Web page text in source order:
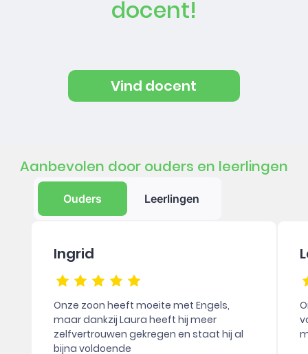
docent!
Vind docent
Aanbevolen door ouders en leerlingen
Ouders Leerlingen
Ingrid
Onze zoon heeft moeite met Engels,
maar dankzij Laura heeft hij meer
zelfvertrouwen gekregen en staat hij al
bijna voldoende